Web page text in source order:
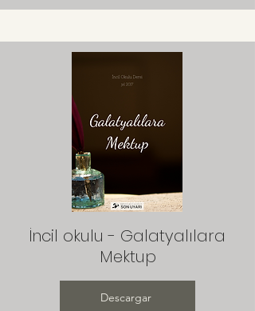
İncil okulu - Galatyalılara
Mektup
Descargar